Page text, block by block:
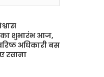
शुभारंभ आज,
अधिकारी बस
रवाना